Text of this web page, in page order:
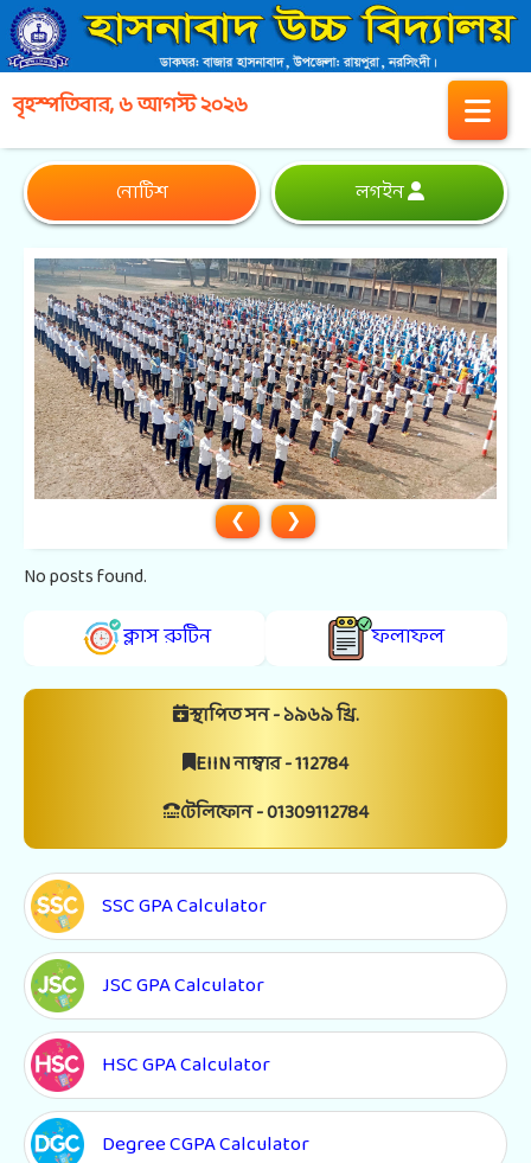
বৃহস্পতিবার, ৬ আগস্ট ২০২৬
নোটিশ লগইন
❮
❯
No posts found.
ক্লাস রুটিন ফলাফল
স্থাপিত সন - ১৯৬৯ খ্রি.
EIIN নাম্বার - 112784
টেলিফোন - 01309112784
SSC GPA Calculator
JSC GPA Calculator
HSC GPA Calculator
Degree CGPA Calculator